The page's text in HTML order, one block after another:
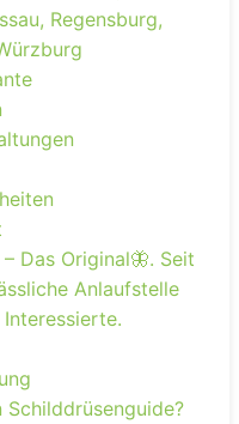
Regensburg,
Das Original🦋. Seit
Anlaufstelle